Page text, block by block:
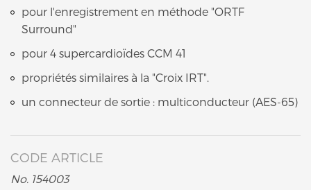
pour l'enregistrement en méthode "ORTF
Surround"
pour 4 supercardioïdes CCM 41
propriétés similaires à la "Croix IRT".
un connecteur de sortie : multiconducteur (AES-65)
CODE ARTICLE
No. 154003